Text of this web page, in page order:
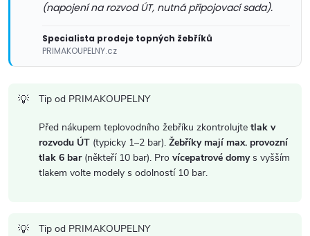
i
s
(napojení na rozvod ÚT, nutná připojovací sada).
Specialista prodeje topných žebříků
PRIMAKOUPELNY.cz
Tip od PRIMAKOUPELNY
Před nákupem teplovodního žebříku zkontrolujte tlak v
rozvodu ÚT (typicky 1–2 bar). Žebříky mají max. provozní
tlak 6 bar(někteří 10 bar). Pro vícepatrové domys vyšším
tlakem volte modely s odolností 10 bar.
Tip od PRIMAKOUPELNY